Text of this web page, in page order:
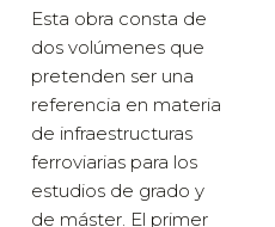
Esta obra consta de
dos volúmenes que
pretenden ser una
referencia en materia
de infraestructuras
ferroviarias para los
estudios de grado y
de máster. El primer